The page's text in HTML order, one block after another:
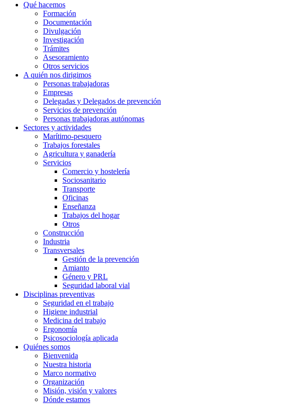
Qué hacemos
Formación
Documentación
Divulgación
Investigación
Trámites
Asesoramiento
Otros servicios
A quién nos dirigimos
Personas trabajadoras
Empresas
Delegadas y Delegados de prevención
Servicios de prevención
Personas trabajadoras autónomas
Sectores y actividades
Marítimo-pesquero
Trabajos forestales
Agricultura y ganadería
Servicios
Comercio y hostelería
Sociosanitario
Transporte
Oficinas
Enseñanza
Trabajos del hogar
Otros
Construcción
Industria
Transversales
Gestión de la prevención
Amianto
Género y PRL
Seguridad laboral vial
Disciplinas preventivas
Seguridad en el trabajo
Higiene industrial
Medicina del trabajo
Ergonomía
Psicosociología aplicada
Quiénes somos
Bienvenida
Nuestra historia
Marco normativo
Organización
Misión, visión y valores
Dónde estamos